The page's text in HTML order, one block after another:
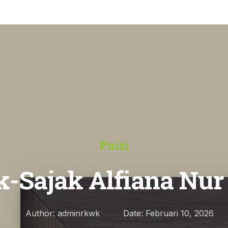
Puisi
Sajak Alfiana
Author: adminrkwk Date: Februari 10, 2026